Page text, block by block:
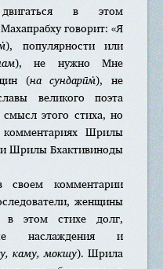
в этом
говорит: «Я
), популярности или
), не нужно Мне
(нa сундарӣм̇), не
великого поэта
этого стиха, но
комментариях Шрилы
и Шрилы Бхактивиноды
комментарии
женщины
в этом стихе долг,
наслаждения и
кaму, мoкшу). Шрила